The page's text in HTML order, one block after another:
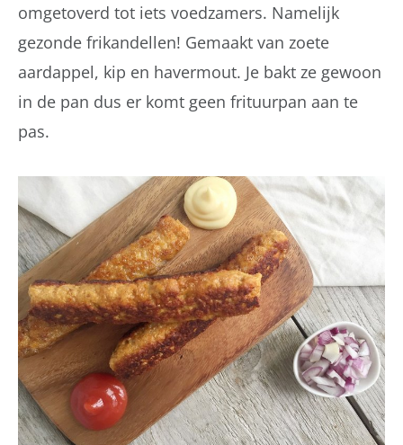
omgetoverd tot iets voedzamers. Namelijk
gezonde frikandellen! Gemaakt van zoete
aardappel, kip en havermout. Je bakt ze gewoon
in de pan dus er komt geen frituurpan aan te
pas.